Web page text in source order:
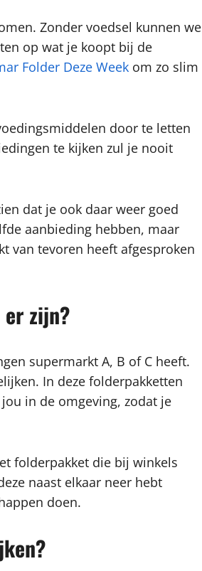
Zonder voedsel kunnen we
op wat je koopt bij de
Folder Deze Week om zo slim
door te letten
te kijken zul je nooit
dat je ook daar weer goed
aanbieding hebben, maar
van tevoren heeft afgesproken
zijn?
supermarkt A, B of C heeft.
In deze folderpakketten
in de omgeving, zodat je
folderpakket die bij winkels
naast elkaar neer hebt
doen.